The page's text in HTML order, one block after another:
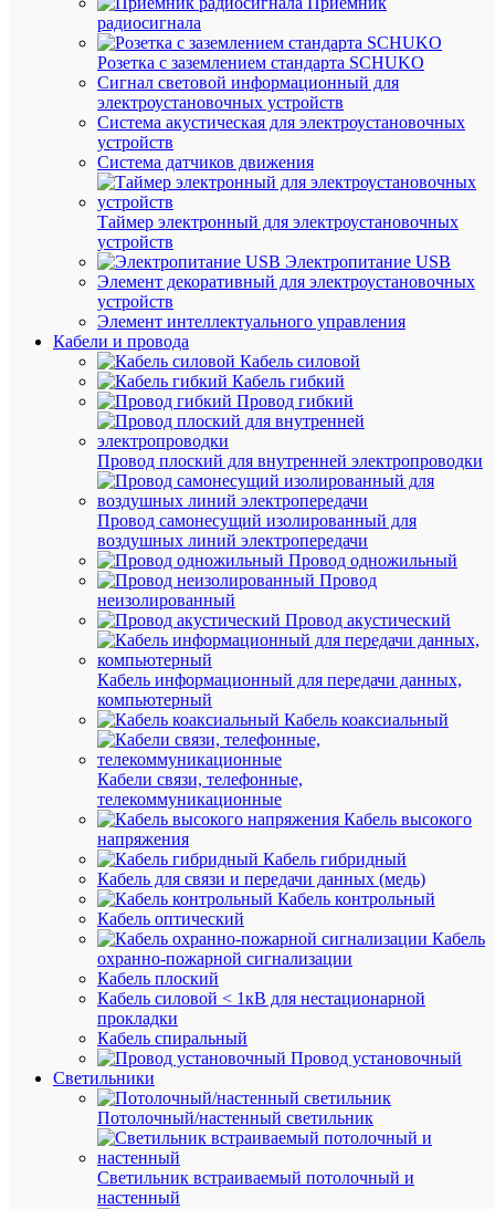
радиосигнала
Розетка с заземлением стандарта SCHUKO
Сигнал световой информационный для
электроустановочных устройств
Система акустическая для электроустановочных
устройств
Система датчиков движения
Таймер электронный для электроустановочных
устройств
Электропитание USB
Элемент декоративный для электроустановочных
устройств
Элемент интеллектуального управления
Кабели и провода
Кабель силовой
Кабель гибкий
Провод гибкий
Провод плоский для внутренней электропроводки
Провод самонесущий изолированный для
воздушных линий электропередачи
Провод одножильный
Провод
неизолированный
Провод акустический
Кабель информационный для передачи данных,
компьютерный
Кабель коаксиальный
Кабели связи, телефонные,
телекоммуникационные
Кабель высокого
напряжения
Кабель гибридный
Кабель для связи и передачи данных (медь)
Кабель контрольный
Кабель оптический
Кабель
охранно-пожарной сигнализации
Кабель плоский
Кабель силовой < 1кВ для нестационарной
прокладки
Кабель спиральный
Провод установочный
Светильники
Потолочный/настенный светильник
Светильник встраиваемый потолочный и
настенный
4500
К
Быстрый
7Вт
220В
G9
4500К
наличии
(2
Бренд
Цена: